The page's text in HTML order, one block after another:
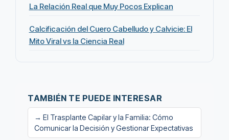
La Relación Real que Muy Pocos Explican
Calcificación del Cuero Cabelludo y Calvicie: El
Mito Viral vs la Ciencia Real
TAMBIÉN TE PUEDE INTERESAR
→ El Trasplante Capilar y la Familia: Cómo
Comunicar la Decisión y Gestionar Expectativas